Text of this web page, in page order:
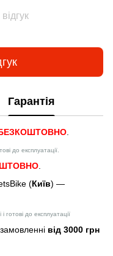
Гарантія
до експлуатації.
.
(Київ) —
до експлуатації
від 3000 грн